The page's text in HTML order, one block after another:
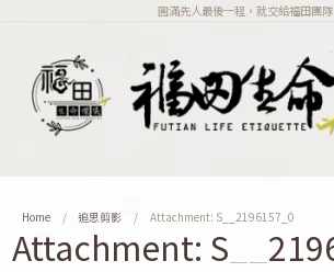
圓滿先人最後一程，就交給福田團隊
Home 追思剪影 Attachment: S__2196157_0
Attachment: